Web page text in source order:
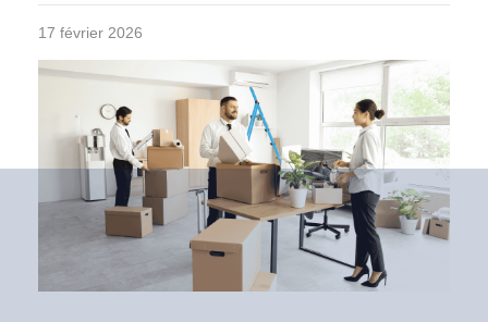
17 février 2026